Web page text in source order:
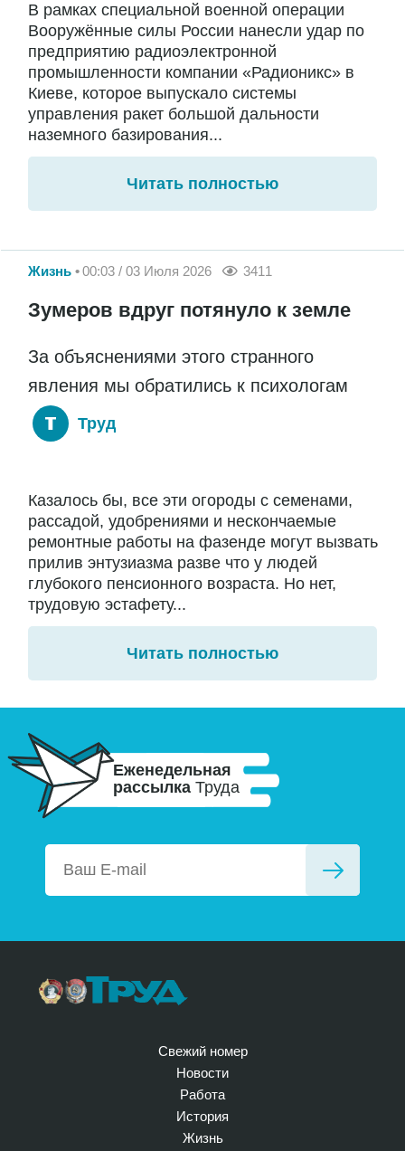
В рамках специальной военной операции
Вооружённые силы России нанесли удар по
предприятию радиоэлектронной
промышленности компании «Радионикс» в
Киеве, которое выпускало системы
управления ракет большой дальности
наземного базирования...
Читать полностью
Жизнь 00:03 / 03 Июля 2026 3411
Зумеров вдруг потянуло к земле
За объяснениями этого странного
явления мы обратились к психологам
Труд
Казалось бы, все эти огороды с семенами,
рассадой, удобрениями и нескончаемые
ремонтные работы на фазенде могут вызвать
прилив энтузиазма разве что у людей
глубокого пенсионного возраста. Но нет,
трудовую эстафету...
Читать полностью
Еженедельная
рассылка Труда
Свежий номер
Новости
Работа
История
Жизнь